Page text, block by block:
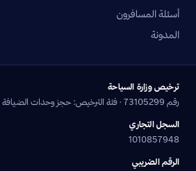
أسئلة المسافرون
المدونة
ترخيص وزارة السياحة
رقم 73105299 · فئة الترخيص: حجز وحدات الضيافة وتنظيم الرحلات السياحية
السجل التجاري
1010857948
الرقم الضريبي